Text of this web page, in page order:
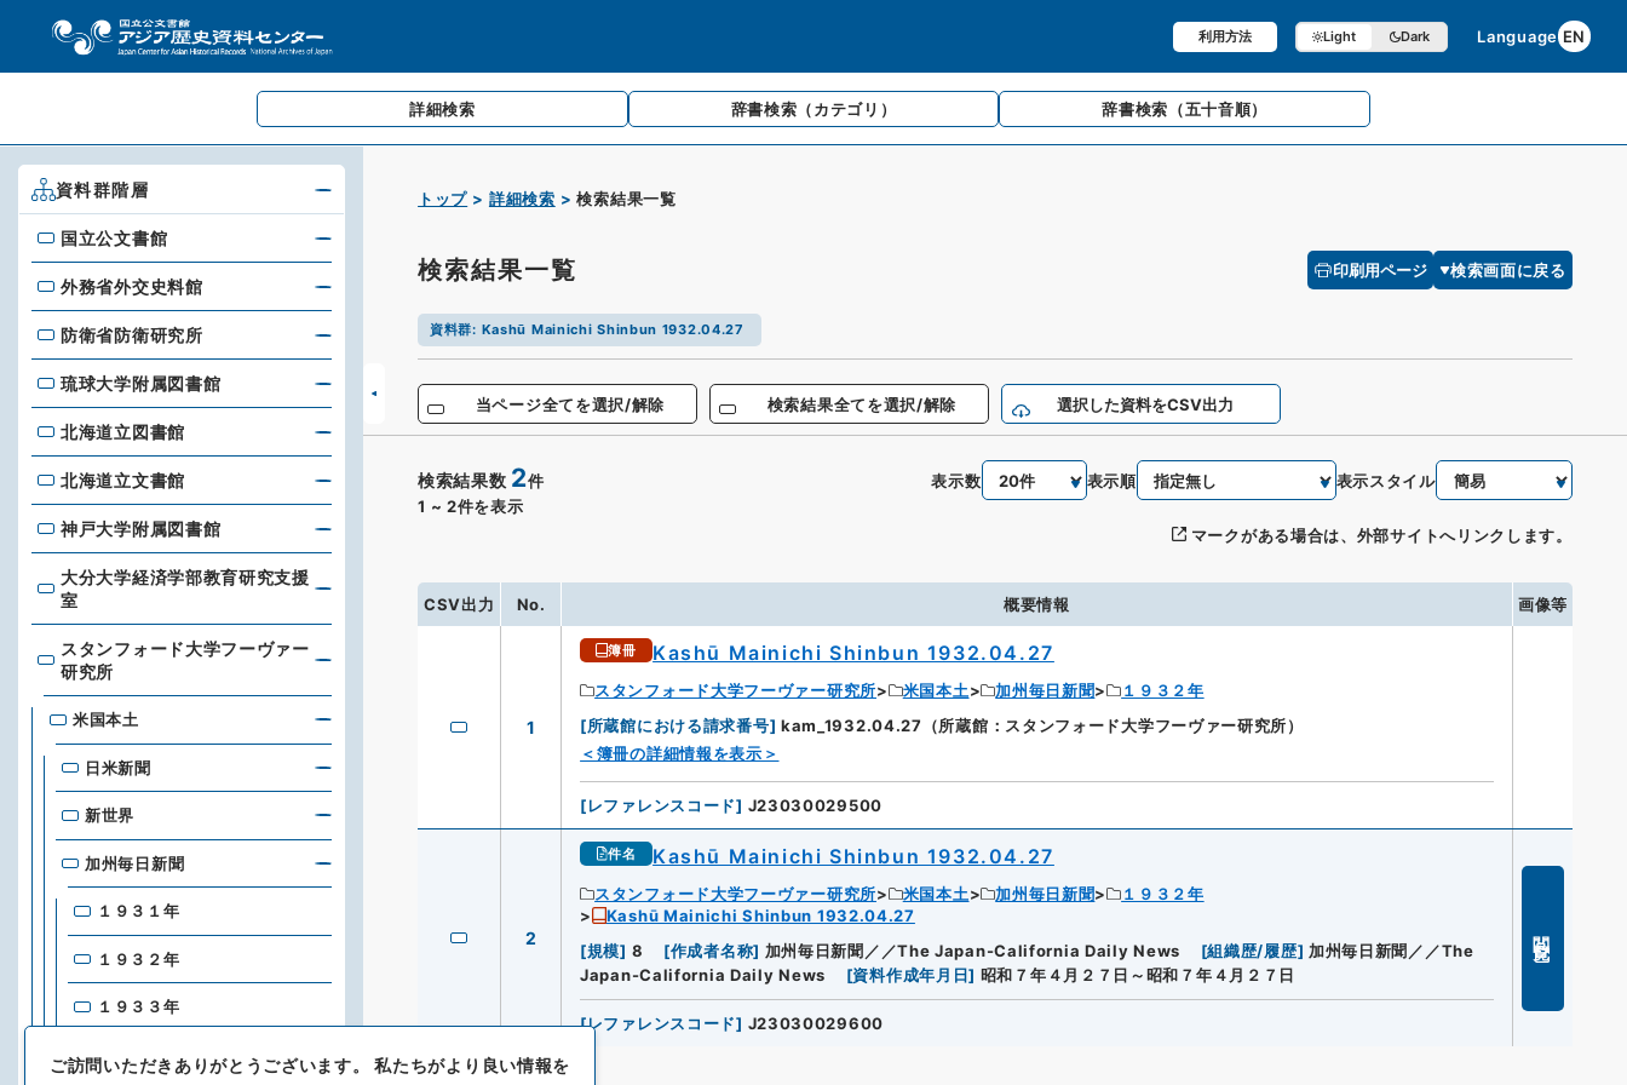
利用方法 Light Dark Language EN
詳細検索 辞書検索 （カテゴリ） 辞書検索 （五十音順）
トップ 詳細検索 検索結果一覧
検索結果一覧 印刷用ページ 検索画面に戻る
資料群: Kashū Mainichi Shinbun 1932.04.27
当ページ全てを選択/解除 検索結果全てを選択/解除 選択した資料をCSV出力
検索結果数 2件
1 ~ 2件を表示
表示数 表示順 表示スタイル
マークがある場合は、外部サイトへリンクします。
CSV出力 No. 概要情報 画像等
1
簿冊 Kashū Mainichi Shinbun 1932.04.27
スタンフォード大学フーヴァー研究所 米国本土 加州毎日新聞
１９３２年
[所蔵館における請求番号] kam_1932.04.27（所蔵館：スタンフォード大学フーヴァー研究所）
＜簿冊の詳細情報を表示＞
[レファレンスコード] J23030029500
2
件名 Kashū Mainichi Shinbun 1932.04.27
スタンフォード大学フーヴァー研究所 米国本土 加州毎日新聞
１９３２年
Kashū Mainichi Shinbun 1932.04.27
[規模] 8 [作成者名称] 加州毎日新聞／／The Japan-California Daily News [組織歴/履歴] 加州毎日新聞／／The
Japan-California Daily News
[資料作成年月日] 昭和７年４月２７日～昭和７年４月２７日
[レファレンスコード] J23030029600
資料群階層
国立公文書館
国立公文書館
外務省外交史料館
外務省外交史料館
防衛省防衛研究所
防衛省防衛研究所
琉球大学附属図書館
琉球大学附属図書館
北海道立図書館
北海道立図書館
北海道立文書館
北海道立文書館
神戸大学附属図書館
神戸大学附属図書館
大分大学経済学部教育研究支援室
大分大学経済学部教育研究支援
室
スタンフォード大学フーヴァー研究所
スタンフォード大学フーヴァー
研究所
米国本土
日米新聞
新世界
加州毎日新聞
１９３１年
１９３２年
１９３３年
１９３４年
ご訪問いただきありがとうございます。私たちがより良い情報を